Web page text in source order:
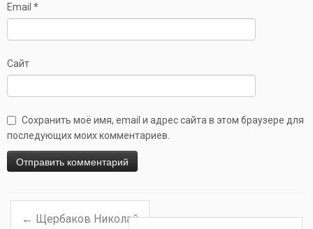
Email *
Сайт
Сохранить моё имя, email и адрес сайта в этом браузере для
последующих моих комментариев.
Навигация по записям
← Щербаков Николай